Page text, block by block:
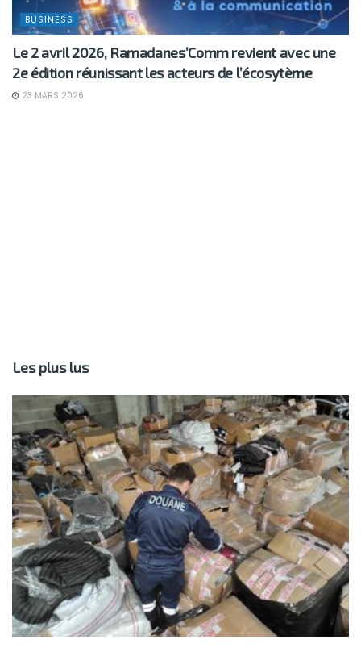
BUSINESS
Le 2 avril 2026, Ramadanes’Comm revient avec une
2e édition réunissant les acteurs de l’écosytème
23 MARS 2026
Les plus lus